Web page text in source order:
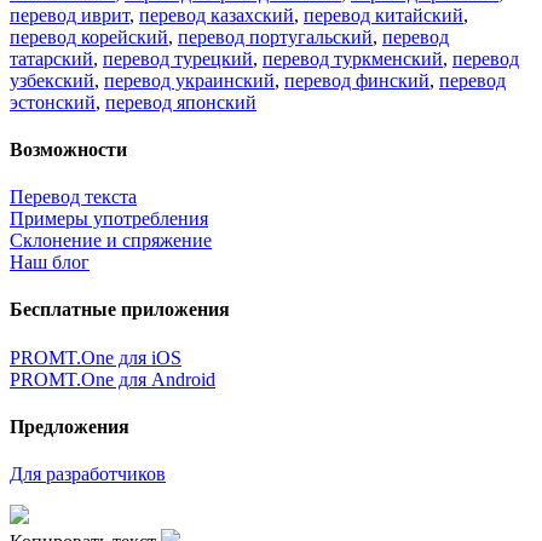
перевод иврит, перевод казахский, перевод китайский,
перевод корейский, перевод португальский, перевод
татарский, перевод турецкий, перевод туркменский, перевод
узбекский, перевод украинский, перевод финский, перевод
эстонский, перевод японский
Возможности
Перевод текста
Примеры употребления
Склонение и спряжение
Наш блог
Бесплатные приложения
PROMT.One для iOS
PROMT.One для Android
Предложения
Для разработчиков